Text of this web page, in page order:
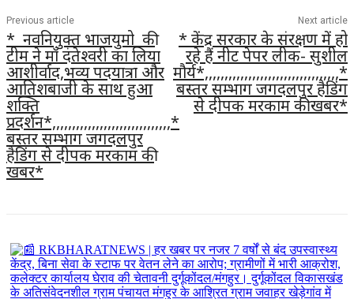
Previous article
* नवनियुक्त भाजयुमो की
टीम ने माँ दंतेश्वरी का लिया
आशीर्वाद,भव्य पदयात्रा और
आतिशबाजी के साथ हुआ
शक्ति
प्रदर्शन*,,,,,,,,,,,,,,,,,,,,,,,,,,,,,,*
बस्तर सम्भाग जगदलपुर
हैडिंग से दीपक मरकाम की
खबर*
Next article
* केंद्र सरकार के संरक्षण में हो
रहे हैं नीट पेपर लीक- सुशील
मौर्य*,,,,,,,,,,,,,,,,,,,,,,,,,,,,,,,,,,*
बस्तर सम्भाग जगदलपुर हैडिंग
से दीपक मरकाम की खबर*